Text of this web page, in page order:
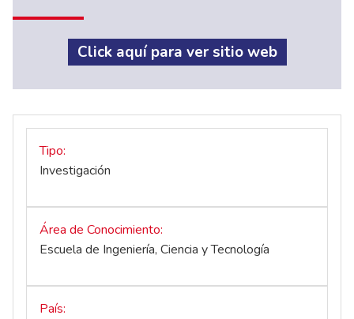
Click aquí para ver sitio web
Tipo
Investigación
Área de Conocimiento
Escuela de Ingeniería, Ciencia y Tecnología
País